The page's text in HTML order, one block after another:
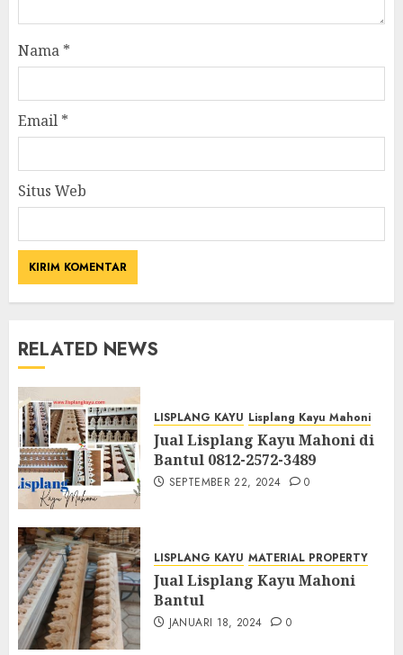
Nama *
Email *
Situs Web
RELATED NEWS
LISPLANG KAYU Lisplang Kayu Mahoni
Jual Lisplang Kayu Mahoni di
Bantul 0812-2572-3489
SEPTEMBER 22, 2024 0
LISPLANG KAYU MATERIAL PROPERTY
Jual Lisplang Kayu Mahoni
Bantul
JANUARI 18, 2024 0